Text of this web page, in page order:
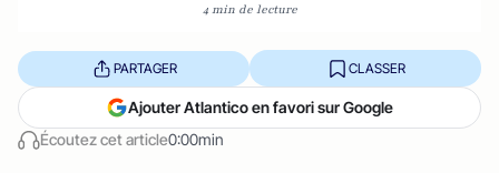
4 min de lecture
Écoutez cet article0:00min
PARTAGER CLASSER
Ajouter Atlantico en favori sur Google